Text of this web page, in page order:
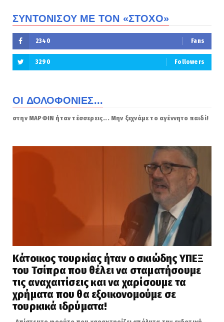
ΣΥΝΤΟΝΙΣΟΥ ΜΕ ΤΟΝ «ΣΤΟΧΟ»
2340 Fans
3290 Followers
ΟΙ ΔΟΛΟΦΟΝΙΕΣ...
στην ΜΑΡΦΙΝ ήταν τέσσερεις... Μην ξεχνάμε το αγέννητο παιδί!
Κάτοικος τουρκίας ήταν ο σκιώδης ΥΠΕΞ
του Τσίπρα που θέλει να σταματήσουμε
τις αναχαιτίσεις και να χαρίσουμε τα
χρήματα που θα εξοικονομούμε σε
τουρκικά ιδρύματα!